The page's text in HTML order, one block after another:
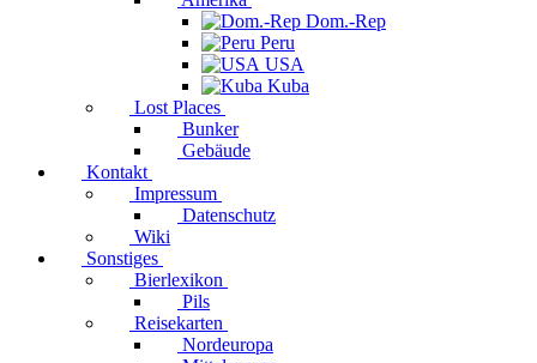
Dom.-Rep
Peru
USA
Kuba
Lost Places
Bunker
Gebäude
Kontakt
Impressum
Datenschutz
Wiki
Sonstiges
Bierlexikon
Pils
Reisekarten
Nordeuropa